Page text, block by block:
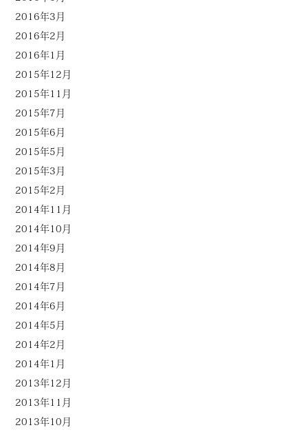
2016年3月
2016年2月
2016年1月
2015年12月
2015年11月
2015年7月
2015年6月
2015年5月
2015年3月
2015年2月
2014年11月
2014年10月
2014年9月
2014年8月
2014年7月
2014年6月
2014年5月
2014年2月
2014年1月
2013年12月
2013年11月
2013年10月